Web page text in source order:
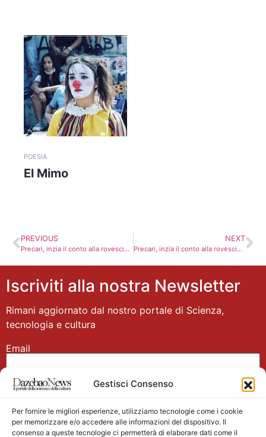
Gestisci Consenso
Per fornire le migliori esperienze, utilizziamo tecnologie come i cookie
per memorizzare e/o accedere alle informazioni del dispositivo. Il
consenso a queste tecnologie ci permetterà di elaborare dati come il
POESIA
El Mimo
PREVIOUS
Precari, inzia il conto alla rovescia. A rischio l’emendamento Milleproroghe
NEXT
Precari, inzia il conto alla rovescia. A rischio l’emendamento Milleproroghe
Iscriviti alla nostra Newsletter
Rimani aggiornato dal nostro portale di Scienza,
tecnologia e cultura
Email
Nome